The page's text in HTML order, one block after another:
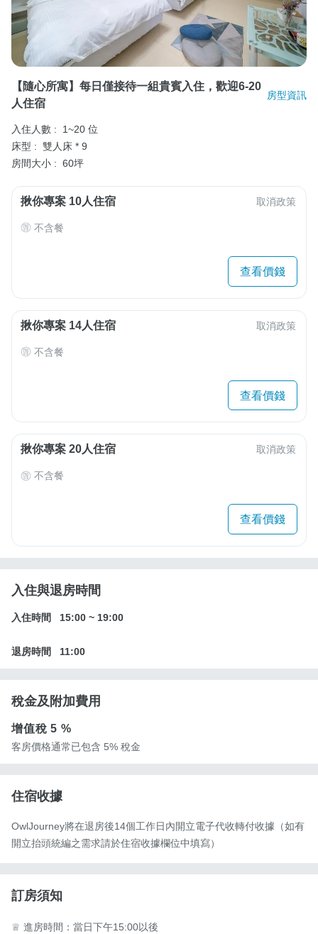
【隨心所寓】每日僅接待一組貴賓入住，歡迎6-20
人住宿
房型資訊
入住人數 :
1~20 位
床型 : 雙人床 * 9
房間大小 : 60坪
揪你專案 10人住宿 取消政策
不含餐
查看價錢
揪你專案 14人住宿 取消政策
不含餐
查看價錢
揪你專案 20人住宿 取消政策
不含餐
查看價錢
入住與退房時間
入住時間 15:00 ~ 19:00
退房時間 11:00
稅金及附加費用
增值稅5 %
客房價格通常已包含 5% 稅金
住宿收據
OwlJourney將在退房後14個工作日內開立電子代收轉付收據（如有
開立抬頭統編之需求請於住宿收據欄位中填寫）
訂房須知
♕ 進房時間：當日下午15:00以後